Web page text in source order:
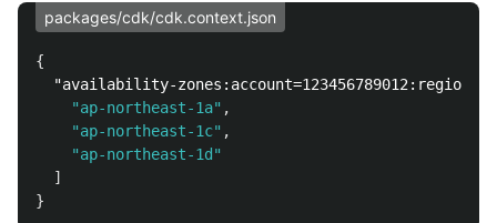
packages/cdk/cdk.context.json
{
"availability-
"ap-northeast-1a" ,
"ap-northeast-1c" ,
"ap-northeast-1d"
]
}